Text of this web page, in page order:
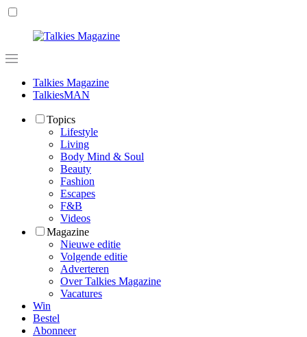
Talkies Magazine
TalkiesMAN
Topics
Lifestyle
Living
Body Mind & Soul
Beauty
Fashion
Escapes
F&B
Videos
Magazine
Nieuwe editie
Volgende editie
Adverteren
Over Talkies Magazine
Vacatures
Win
Bestel
Abonneer